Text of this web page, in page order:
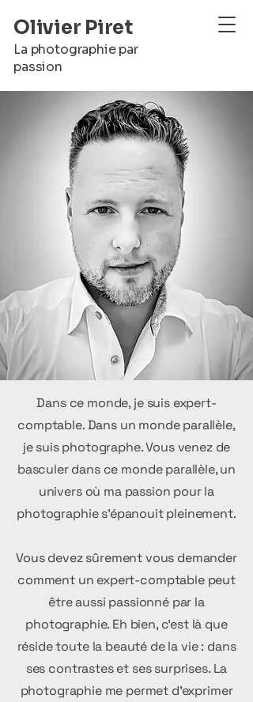
Olivier Piret
La photographie par
passion
Dans ce monde, je suis expert-
comptable. Dans un monde parallèle,
je suis photographe. Vous venez de
basculer dans ce monde parallèle, un
univers où ma passion pour la
photographie s'épanouit pleinement.
Vous devez sûrement vous demander
comment un expert-comptable peut
être aussi passionné par la
photographie. Eh bien, c'est là que
réside toute la beauté de la vie : dans
ses contrastes et ses surprises. La
photographie me permet d'exprimer